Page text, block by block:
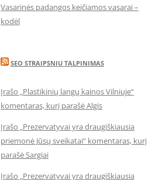
Vasarinės padangos keičiamos vasarai –
kodėl
SEO STRAIPSNIU TALPINIMAS
Įrašo „Plastikinių langų kainos Vilniuje“
komentaras, kurį parašė Algis
Įrašo „Prezervatyvai yra draugiškiausia
priemonė Jūsų sveikatai“ komentaras, kurį
parašė Sargiai
Įrašo „Prezervatyvai yra draugiškiausia